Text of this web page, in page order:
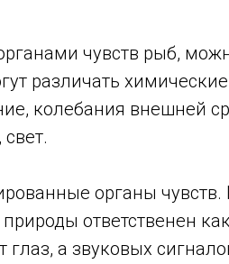
чувств рыб,
различать
колебания внешней
органы
ответственен
а звуковых